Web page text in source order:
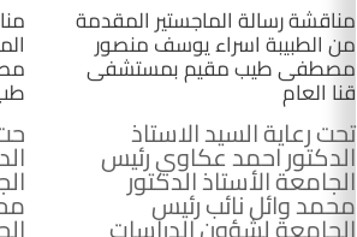
مناقشة رسالة الماجستير المقدمة
من الطبيبة اسراء يوسف منصور
مصطفى طيب مقيم بمستشفى
قنا العام
تحت رعاية السيد الاستاذ
الدكتور احمد عكاوي رئيس
الجامعة الأستاذ الدكتور
محمد وائل نائب رئيس